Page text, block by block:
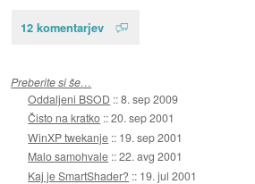
12 komentarjev
Preberite si še…
Oddaljeni BSOD ::8. sep 2009
Čisto na kratko ::20. sep 2001
WinXP twekanje :: 19. sep 2001
Malo samohvale ::22. avg 2001
Kaj je SmartShader? :: 19. jul 2001